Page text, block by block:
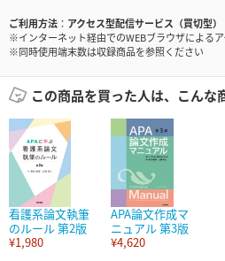
ご利用方法
アクセス型配信サービス（買切型）
※インターネット経由でのWEBブラウザによる
※同時使用端末数は収録商品を参照ください
この商品を買った人は、こんな
看護系論文執筆
のルール 第2版
¥1,980
APA論文作成マ
ニュアル 第3版
¥4,620